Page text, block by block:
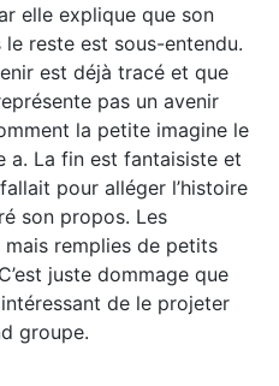
elle explique que son
reste est sous-entendu.
est déjà tracé et que
pas un avenir
la petite imagine le
a. La fin est fantaisiste et
pour alléger l’histoire
son propos. Les
remplies de petits
juste dommage que
de le projeter
groupe.